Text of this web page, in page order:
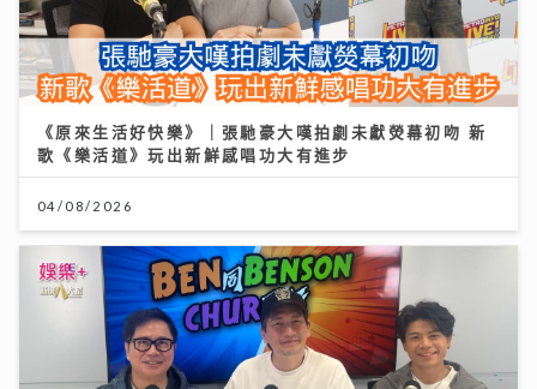
《原來生活好快樂》｜張馳豪大嘆拍劇未獻熒幕初吻 新
歌《樂活道》玩出新鮮感唱功大有進步
04/08/2026